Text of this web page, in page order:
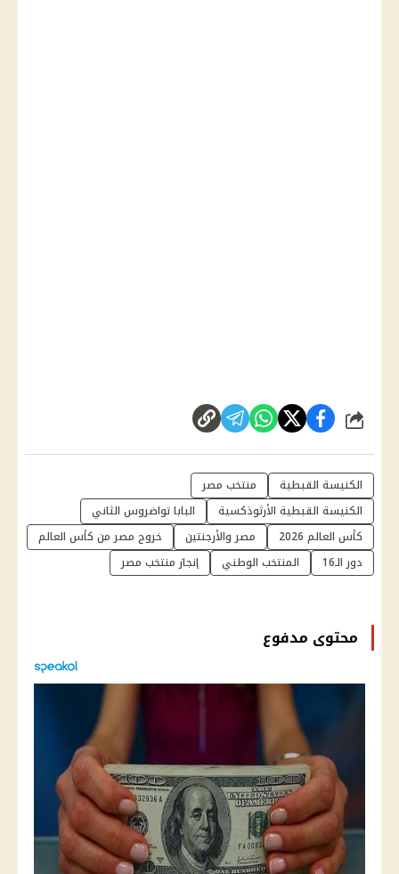
شارك
الكنيسة القبطية
منتخب مصر
الكنيسة القبطية الأرثوذكسية
البابا تواضروس الثاني
كأس العالم 2026
مصر والأرجنتين
خروج مصر من كأس العالم
دور الـ16
المنتخب الوطني إنجاز منتخب مصر
محتوى مدفوع